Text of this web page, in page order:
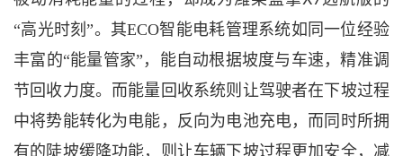
“高光时刻”。其ECO智能电耗管理系统如同一位经验
丰富的“能量管家”，能自动根据坡度与车速，精准调
节回收力度。而能量回收系统则让驾驶者在下坡过程
中将势能转化为电能，反向为电池充电，而同时所拥
有的陡坡缓降功能，则让车辆下坡过程更加安全，减